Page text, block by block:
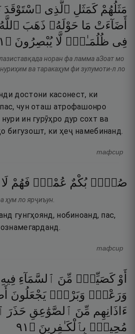
مَثَلُهُمْ كَمَثَلِ ٱلَّذِى ٱسْتَوْقَدَ
أَضَآءَتْ مَا حَوْلَهُۥ ذَهَبَ ٱللَّهُ
فِى ظُلُمَـٰتٍۢ لَّا يُبْصِرُونَ ۝
норан фа ламма аЗоат мо
ва таракаҳум фи зулумоти-л ло
достони касонест, ки
чун оташ атрофашонро
ин гурӯҳро дур сохт ва
бигузошт, ки ҳеҷ намебинанд.
тафсир
صُمٌّۢ بُكْمٌ عُمْىٌۭ فَهُمْ لَا
ҳум ло ярҷиъун.
гунгҳоянд, нобиноанд, пас,
тафсир
أَوْ كَصَيِّبٍۢ مِّنَ ٱلسَّمَآءِ فِيهِ
وَرَعْدٌۭ وَبَرْقٌۭ يَجْعَلُونَ
ءَاذَانِهِم مِّنَ ٱلصَّوَٰعِقِ حَذَرَ
مُحِيطٌۢ بِٱلْكَـٰفِرِينَ ۝ ١٩